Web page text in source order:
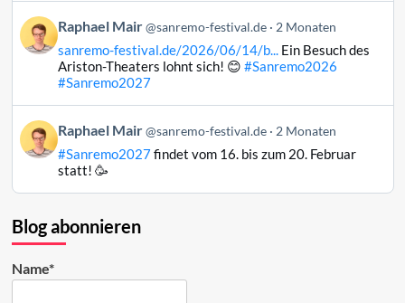
Bluesky
ansehen
Beitrag
von
Raphael
ansehen
Raphael Mair @sanremo-festival.de 2 Monaten
sanremo-festival.de/2026/06/14/b...Ein Besuch des
Ariston-Theaters lohnt sich! 😊 #Sanremo2026
#Sanremo2027
Beitrag
von
Raphael
Bluesky
ansehen
Raphael Mair @sanremo-festival.de 2 Monaten
#Sanremo2027findet vom 16. bis zum 20. Februar
statt! 🥳
Blog abonnieren
Name*